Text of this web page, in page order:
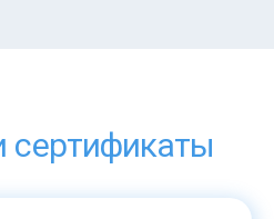
сертификаты